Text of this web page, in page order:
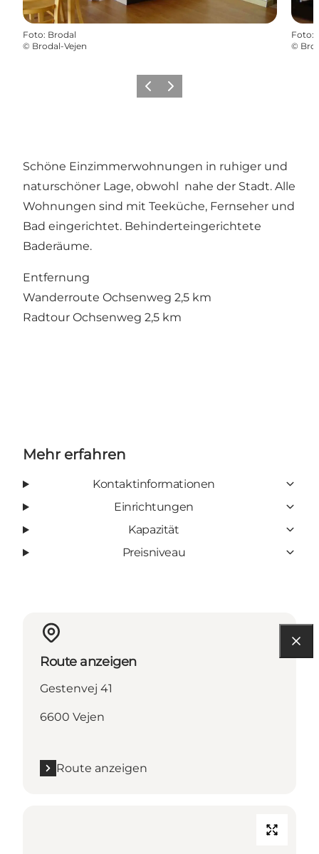
Foto: Brodal
© Brodal-Vejen
Foto:
©
Vorherige Folie
Nächste Folie
Schöne Einzimmerwohnungen in ruhiger und
naturschöner Lage, obwohl nahe der Stadt. Alle
Wohnungen sind mit Teeküche, Fernseher und
Bad eingerichtet. Behinderteingerichtete
Baderäume.
Entfernung
Wanderroute Ochsenweg 2,5 km
Radtour Ochsenweg 2,5 km
Mehr erfahren
Kontaktinformationen
Einrichtungen
Kapazität
Preisniveau
Route anzeigen
Gestenvej 41
6600 Vejen
Route anzeigen